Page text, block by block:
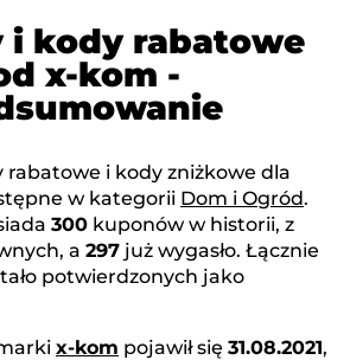
i kody rabatowe
x-kom -
i kody zniżkowe dla
w kategorii Dom i Ogród.
300 kuponów w historii, z
a 297 już wygasło. Łącznie
potwierdzonych jako
x-kom pojawił się 31.08.2021,